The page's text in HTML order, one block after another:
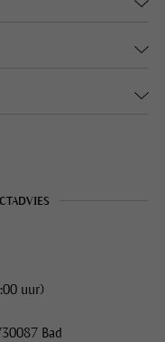
uur)
Bad